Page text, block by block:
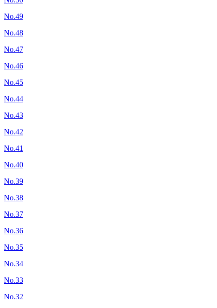
No.49
No.48
No.47
No.46
No.45
No.44
No.43
No.42
No.41
No.40
No.39
No.38
No.37
No.36
No.35
No.34
No.33
No.32